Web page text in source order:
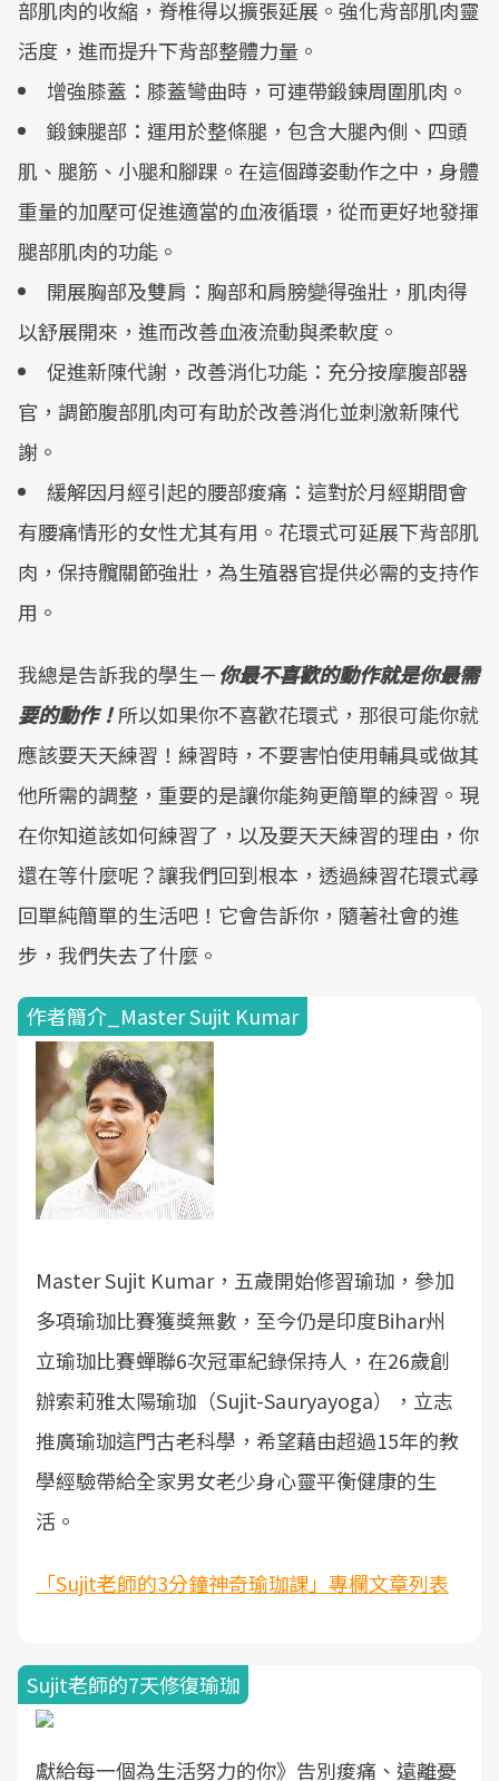
部肌肉的收縮，脊椎得以擴張延展。強化背部肌肉靈
活度，進而提升下背部整體力量。
增強膝蓋：膝蓋彎曲時，可連帶鍛鍊周圍肌肉。
鍛鍊腿部：運用於整條腿，包含大腿內側、四頭
肌、腿筋、小腿和腳踝。在這個蹲姿動作之中，身體
重量的加壓可促進適當的血液循環，從而更好地發揮
腿部肌肉的功能。
開展胸部及雙肩：胸部和肩膀變得強壯，肌肉得
以舒展開來，進而改善血液流動與柔軟度。
促進新陳代謝，改善消化功能：充分按摩腹部器
官，調節腹部肌肉可有助於改善消化並刺激新陳代
謝。
緩解因月經引起的腰部痠痛：這對於月經期間會
有腰痛情形的女性尤其有用。花環式可延展下背部肌
肉，保持髖關節強壯，為生殖器官提供必需的支持作
用。
我總是告訴我的學生－你最不喜歡的動作就是你最需
要的動作！所以如果你不喜歡花環式，那很可能你就
應該要天天練習！練習時，不要害怕使用輔具或做其
他所需的調整，重要的是讓你能夠更簡單的練習。現
在你知道該如何練習了，以及要天天練習的理由，你
還在等什麼呢？讓我們回到根本，透過練習花環式尋
回單純簡單的生活吧！它會告訴你，隨著社會的進
步，我們失去了什麼。
作者簡介_Master Sujit Kumar
Master Sujit Kumar，五歲開始修習瑜珈，參加
多項瑜珈比賽獲獎無數，至今仍是印度Bihar州
立瑜珈比賽蟬聯6次冠軍紀錄保持人，在26歲創
辦索莉雅太陽瑜珈（Sujit-Sauryayoga），立志
推廣瑜珈這門古老科學，希望藉由超過15年的教
學經驗帶給全家男女老少身心靈平衡健康的生
活。
「Sujit老師的3分鐘神奇瑜珈課」專欄文章列表
Sujit老師的7天修復瑜珈
獻給每一個為生活努力的你》告別痠痛、遠離憂